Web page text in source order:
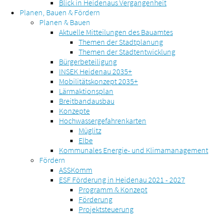
Blick in Heidenaus Vergangenheit
Planen, Bauen & Fördern
Planen & Bauen
Aktuelle Mitteilungen des Bauamtes
Themen der Stadtplanung
Themen der Stadtentwicklung
Bürgerbeteiligung
INSEK Heidenau 2035+
Mobilitätskonzept 2035+
Lärmaktionsplan
Breitbandausbau
Konzepte
Hochwassergefahrenkarten
Müglitz
Elbe
Kommunales Energie- und Klimamanagement
Fördern
ASSKomm
ESF Förderung in Heidenau 2021 - 2027
Programm & Konzept
Förderung
Projektsteuerung